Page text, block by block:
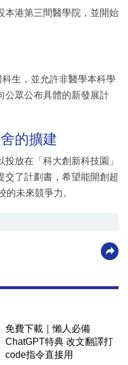
本港第三間醫學院，並開始
生，並允許非醫學本科學
公眾公布具體的新發展計
的擴建
放在「科大創新科技園」
交了計劃書，希望能開創超
的未來競爭力。
免費下載｜懶人必備
ChatGPT特典 改文翻譯打
code指令直接用